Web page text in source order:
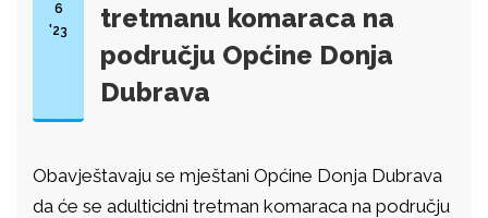
6
'23
tretmanu komaraca na
području Općine Donja
Dubrava
Obavještavaju se mještani Općine Donja Dubrava
da će se adulticidni tretman komaraca na području